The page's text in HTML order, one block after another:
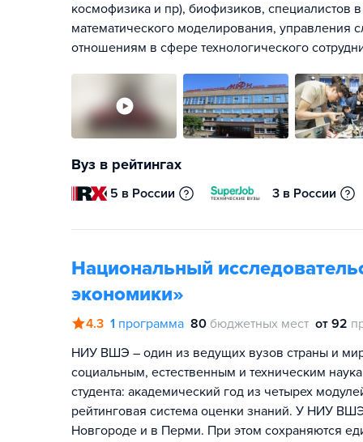
космофизика и пр), биофизиков, специалистов
математического моделирования,
отношениям в сфере технологического
Вуз в рейтингах
5 в России 3 в России
Национальный
экономики»
4.3 1 программа 80 бюджетных мест от 92
НИУ ВШЭ – один из ведущих вузов страны и
социальным, естественным и техническим
студента: академический год из четырех
рейтинговая система оценки знаний. У НИУ
Новгороде и в Перми. При этом сохраняются